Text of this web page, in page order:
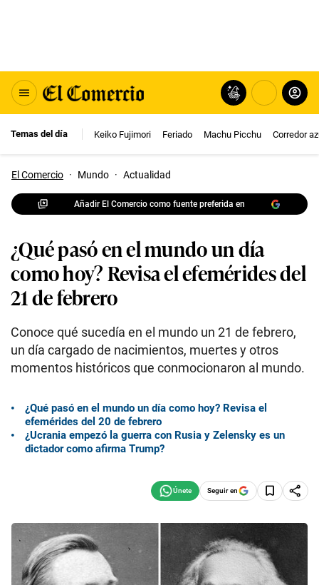
Temas del día Keiko Fujimori Feriado Machu Picchu Corredor
El Comercio · Mundo · Actualidad
Añadir El Comercio como fuente preferida en
¿Qué pasó en el mundo un día
como hoy? Revisa el efemérides del
21 de febrero
Conoce qué sucedía en el mundo un 21 de febrero,
un día cargado de nacimientos, muertes y otros
momentos históricos que conmocionaron al mundo.
¿Qué pasó en el mundo un día como hoy? Revisa el
efemérides del 20 de febrero
¿Ucrania empezó la guerra con Rusia y Zelensky es un
dictador como afirma Trump?
Seguir en